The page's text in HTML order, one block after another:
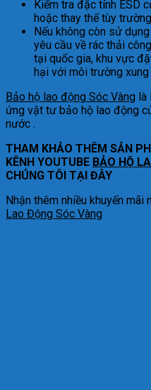
Kiểm tra đặc tính ESD
hoặc thay thế tùy
Nếu không còn sử
yêu cầu về rác thải
tại quốc gia, khu vực
hại với môi trường xung
Bảo hộ lao động Sóc Vàng
ứng vật tư bảo hộ lao động
nước .
THAM KHẢO THÊM SẢN
KÊNH YOUTUBE BẢO HỘ
CHÚNG TÔI TẠI ĐÂY
Nhận thêm nhiều khuyến mãi
Lao Động Sóc Vàng